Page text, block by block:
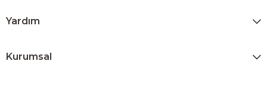
Yardım
Kurumsal